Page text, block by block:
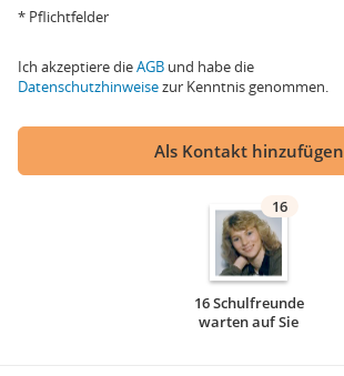
* Pflichtfelder
Ich akzeptiere dieAGB und habe die
Datenschutzhinweisezur Kenntnis genommen.
Als Kontakt hinzufügen
16
16 Schulfreunde
warten auf Sie